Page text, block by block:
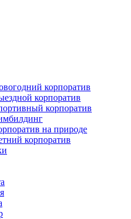
корпоратив
корпоратив
корпоратив
на природе
корпоратив